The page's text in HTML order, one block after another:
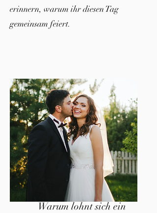
erinnern, warum ihr diesen Tag
gemeinsam feiert.
Warum lohnt sich ein